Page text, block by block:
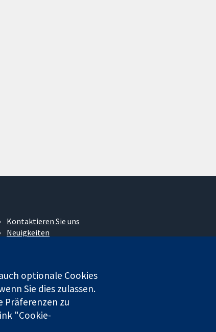
Kontaktieren Sie uns
Neuigkeiten
Cochrane Library
Haftung (Nr. 03044323) registriert. Umsatzsteuer-
optionale Cookies
Sie dies zulassen.
Präferenzen zu
"Cookie-